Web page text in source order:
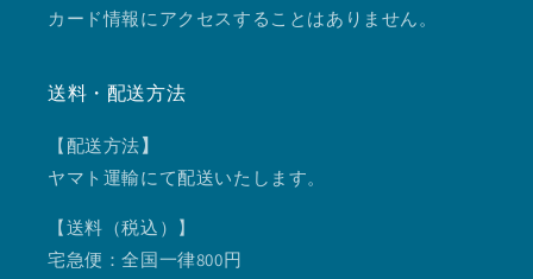
カード情報にアクセスすることはありません。
送料・配送方法
【配送方法】
ヤマト運輸にて配送いたします。
【送料（税込）】
宅急便：全国一律800円